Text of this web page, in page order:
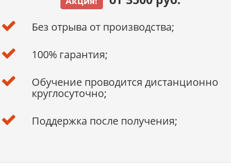
Без отрыва от производства;
100% гарантия;
Обучение проводится дистанционно
круглосуточно;
Поддержка после получения;